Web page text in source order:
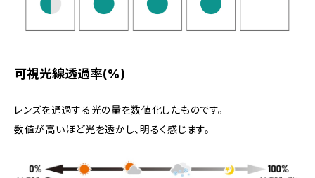
可視光線透過率(%)
レンズを通過する光の量を数値化したものです。
数値が高いほど光を透かし、明るく感じます。